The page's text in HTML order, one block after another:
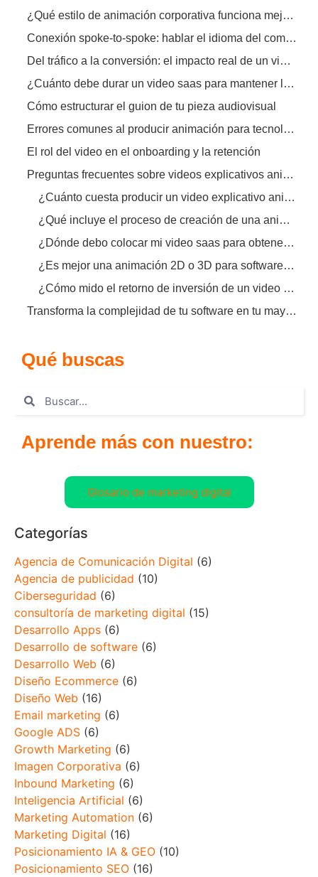
¿Qué estilo de animación corporativa funciona mejor para software?
Conexión spoke-to-spoke: hablar el idioma del comprador técnico
Del tráfico a la conversión: el impacto real de un video saas
¿Cuánto debe durar un video saas para mantener la atención?
Cómo estructurar el guion de tu pieza audiovisual
Errores comunes al producir animación para tecnología
El rol del video en el onboarding y la retención
Preguntas frecuentes sobre videos explicativos animados b2b
¿Cuánto cuesta producir un video explicativo animado b2b?
¿Qué incluye el proceso de creación de una animación corporativa?
¿Dónde debo colocar mi video saas para obtener más conversiones?
¿Es mejor una animación 2D o 3D para software empresarial?
¿Cómo mido el retorno de inversión de un video explicativo?
Transforma la complejidad de tu software en tu mayor ventaja competitiva
Qué buscas
Aprende más con nuestro:
Glosario de marketing digital
Categorías
Agencia de Comunicación Digital (6)
Agencia de publicidad (10)
Ciberseguridad (6)
consultoría de marketing digital (15)
Desarrollo Apps (6)
Desarrollo de software (6)
Desarrollo Web (6)
Diseño Ecommerce (6)
Diseño Web (16)
Email marketing (6)
Google ADS (6)
Growth Marketing (6)
Imagen Corporativa (6)
Inbound Marketing (6)
Inteligencia Artificial (6)
Marketing Automation (6)
Marketing Digital (16)
Posicionamiento IA & GEO (10)
Posicionamiento SEO (16)